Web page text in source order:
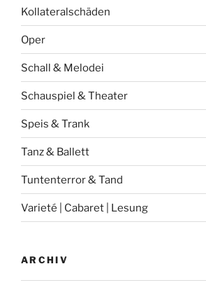
Kollateralschäden
Oper
Schall & Melodei
Schauspiel & Theater
Speis & Trank
Tanz & Ballett
Tuntenterror & Tand
Varieté | Cabaret | Lesung
ARCHIV